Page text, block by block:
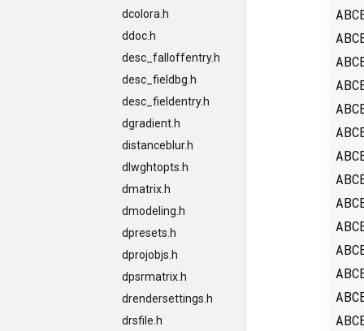
dcolora.h
ddoc.h
desc_falloffentry.h
desc_fieldbg.h
desc_fieldentry.h
dgradient.h
distanceblur.h
dlwghtopts.h
dmatrix.h
dmodeling.h
dpresets.h
dprojobjs.h
dpsrmatrix.h
drendersettings.h
drsfile.h